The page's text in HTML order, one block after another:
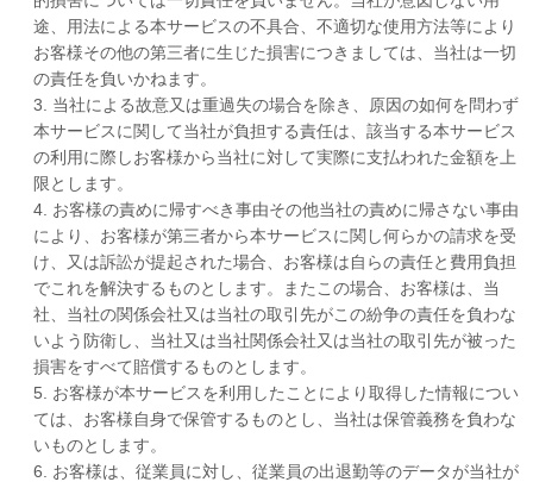
途、用法による本サービスの不具合、不適切な使用方法等により
お客様その他の第三者に生じた損害につきましては、当社は一切
の責任を負いかねます。
3. 当社による故意又は重過失の場合を除き、原因の如何を問わず
本サービスに関して当社が負担する責任は、該当する本サービス
の利用に際しお客様から当社に対して実際に支払われた金額を上
限とします。
4. お客様の責めに帰すべき事由その他当社の責めに帰さない事由
により、お客様が第三者から本サービスに関し何らかの請求を受
け、又は訴訟が提起された場合、お客様は自らの責任と費用負担
でこれを解決するものとします。またこの場合、お客様は、当
社、当社の関係会社又は当社の取引先がこの紛争の責任を負わな
いよう防衛し、当社又は当社関係会社又は当社の取引先が被った
損害をすべて賠償するものとします。
5. お客様が本サービスを利用したことにより取得した情報につい
ては、お客様自身で保管するものとし、当社は保管義務を負わな
いものとします。
6. お客様は、従業員に対し、従業員の出退勤等のデータが当社が